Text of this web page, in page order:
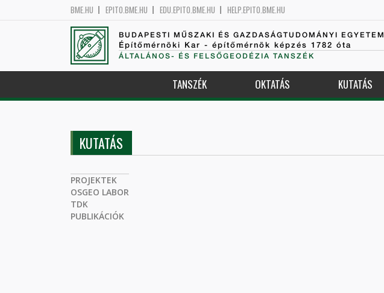
BME.HU EPITO.BME.HU EDU.EPITO.BME.HU HELP.EPITO.BME.HU
BUDAPESTI MŰSZAKI ÉS GAZDASÁGTUDOMÁNYI EGYETEM
Építőmérnöki Kar - építőmérnök képzés 1782 óta
ÁLTALÁNOS- ÉS FELSŐGEODÉZIA TANSZÉK
TANSZÉK OKTATÁS KUTATÁS
KUTATÁS
PROJEKTEK
OSGEO LABOR
TDK
PUBLIKÁCIÓK